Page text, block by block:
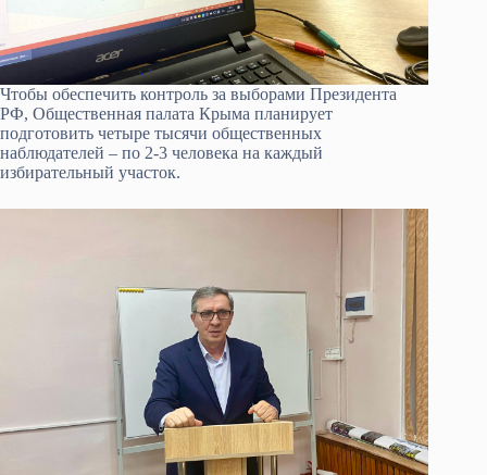
Чтобы обеспечить контроль за выборами Президента
РФ, Общественная палата Крыма планирует
подготовить четыре тысячи общественных
наблюдателей – по 2-3 человека на каждый
избирательный участок.